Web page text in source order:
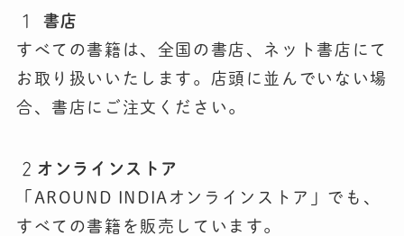
書店
すべての書籍は、全国の書店、ネット書店にて
お取り扱いいたします。店頭に並んでいない場
合、書店にご注文ください。
オンラインストア
「AROUND INDIAオンラインストア」でも、
すべての書籍を販売しています。